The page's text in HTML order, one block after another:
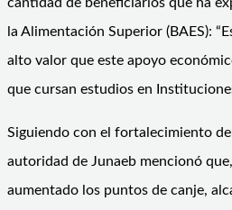
la Alimentación Superior (BAES):
alto valor que este apoyo
que cursan estudios en
Siguiendo con el fortalecimiento
autoridad de Junaeb mencionó
aumentado los puntos de canje,